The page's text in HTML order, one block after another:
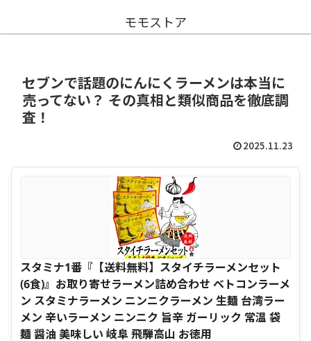
モモストア
セブンで話題のにんにくラーメンは本当に
売ってない？ その真相と類似商品を徹底調
査！
2025.11.23
スタミナ1番『【送料無料】スタイチラーメンセット
(6食)』お取り寄せラーメン詰め合わせ ベトコンラーメ
ン スタミナラーメン ニンニクラーメン 生麺 台湾ラー
メン 辛いラーメン ニンニク 旨辛 ガーリック 常温 袋
麺 醤油 美味しい 岐阜 飛騨高山 お徳用